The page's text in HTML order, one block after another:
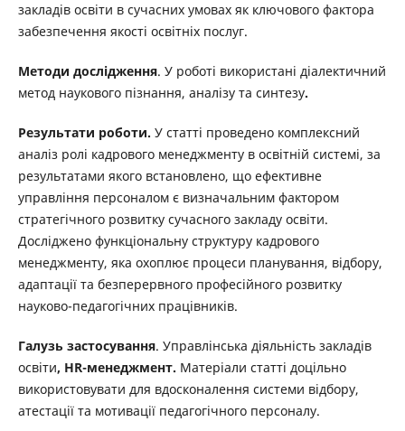
закладів освіти в сучасних умовах як ключового фактора
забезпечення якості освітніх послуг.
Методи дослідження. У роботі використані діалектичний
метод наукового пізнання, аналізу та синтезу.
Результати роботи. У статті проведено комплексний
аналіз ролі кадрового менеджменту в освітній системі, за
результатами якого встановлено, що ефективне
управління персоналом є визначальним фактором
стратегічного розвитку сучасного закладу освіти.
Досліджено функціональну структуру кадрового
менеджменту, яка охоплює процеси планування, відбору,
адаптації та безперервного професійного розвитку
науково-педагогічних працівників.
Галузь застосування. Управлінська діяльність закладів
освіти, HR-менеджмент. Матеріали статті доцільно
використовувати для вдосконалення системи відбору,
атестації та мотивації педагогічного персоналу.